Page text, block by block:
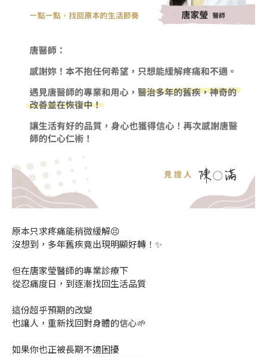
​原本只求疼痛能稍微緩解😣
沒想到，多年舊疾竟出現明顯好轉！✨
但在唐家瑩醫師的專業診療下
從忍痛度日，到逐漸找回生活品質
這份超乎預期的改變
也讓人，重新找回對身體的信心🌱
如果你也正被長期不適困擾